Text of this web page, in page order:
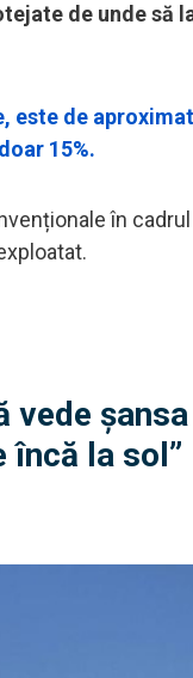
de unde să
este de
15%.
în
vede
încă la sol”